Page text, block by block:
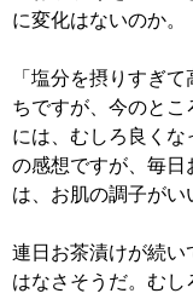
に変化はないのか。
「塩分を摂りすぎ
ちですが、今のと
には、むしろ良くな
の感想ですが、毎日
は、お肌の調子がい
連日お茶漬けが続い
はなさそうだ。む